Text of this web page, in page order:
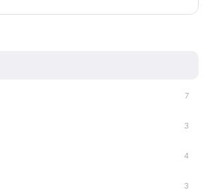
7
3
4
3